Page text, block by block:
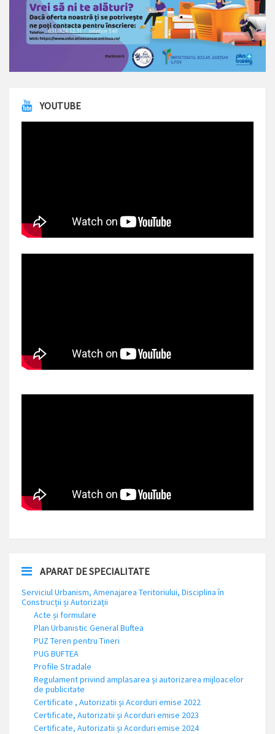
YOUTUBE
APARAT DE SPECIALITATE
Serviciul Urbanism, Amenajarea Teritoriului, Disciplina în
Construcții și Autorizații
Acte și formulare
Plan Urbanistic General Buftea
PUZ Teren pentru Tineri
PUG BUFTEA
Profile Stradale
Regulament privind amplasarea și autorizarea mijloacelor
de publicitate
Certificate , Autorizatii și Acorduri emise 2022
Certificate, Autorizatii și Acorduri emise 2023
Certificate, Autorizatii și Acorduri emise 2024